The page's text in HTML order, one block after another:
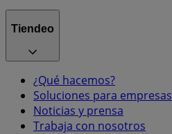
Tiendeo
¿Qué hacemos?
Soluciones para empresas
Noticias y prensa
Trabaja con nosotros